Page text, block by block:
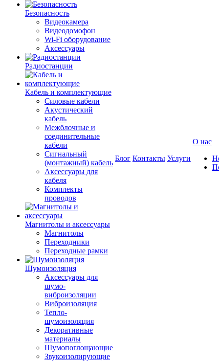
Безопасность
Видеокамера
Видеодомофон
Wi-Fi оборудование
Аксессуары
Радиостанции
Кабель и комплектующие
Силовые кабели
Акустический
кабель
Межблочные и
соединительные
кабели
Сигнальный
(монтажный) кабель
Аксессуары для
кабеля
Комплекты
проводов
Магнитолы и аксессуары
Магнитолы
Переходники
Переходные рамки
Шумоизоляция
Аксессуары для
шумо-
виброизоляции
Виброизоляция
Тепло-
шумоизоляция
Декоративные
материалы
Шумопоглощающие
Звукоизолирующие
Блог Контакты Услуги
О нас